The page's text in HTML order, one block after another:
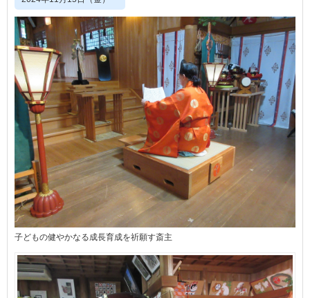
子どもの健やかなる成長育成を祈願す斎主